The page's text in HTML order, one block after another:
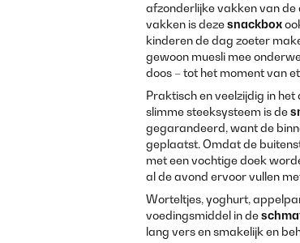
afzonderlijke vakken van de
vakken is dezesnackbox
kinderen de dag zoeter
gewoon muesli mee
doos – tot het moment van
Praktisch en veelzijdig in
slimme steeksysteem is de
gegarandeerd, want de
geplaatst. Omdat de
met een vochtige doek
al de avond ervoor vullen
Worteltjes, yoghurt,
voedingsmiddel in de
lang vers en smakelijk en